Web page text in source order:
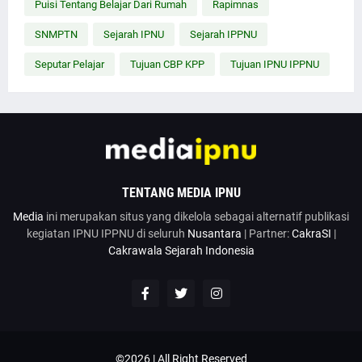
Puisi Tentang Belajar Dari Rumah Rapimnas
SNMPTN Sejarah IPNU Sejarah IPPNU
Seputar Pelajar Tujuan CBP KPP Tujuan IPNU IPPNU
TENTANG MEDIA IPNU
Media ini merupakan situs yang dikelola sebagai alternatif publikasi
kegiatan IPNU IPPNU di seluruh Nusantara | Partner:CakraSI |
Cakrawala Sejarah Indonesia
©2026 | All Right Reserved